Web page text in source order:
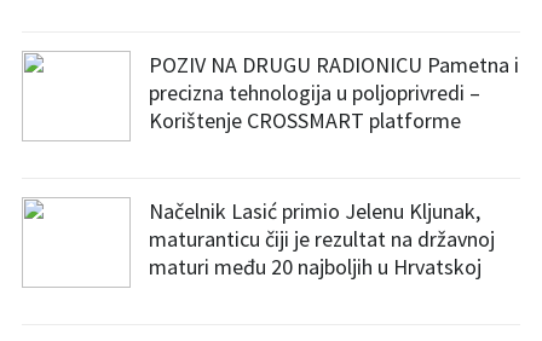
POZIV NA DRUGU RADIONICU Pametna i
precizna tehnologija u poljoprivredi –
Korištenje CROSSMART platforme
Načelnik Lasić primio Jelenu Kljunak,
maturanticu čiji je rezultat na državnoj
maturi među 20 najboljih u Hrvatskoj